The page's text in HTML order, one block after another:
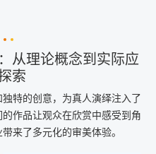
从理论概念到实际应
索
特的创意，为真人演绎注入了
作品让观众在欣赏中感受到角
来了多元化的审美体验。